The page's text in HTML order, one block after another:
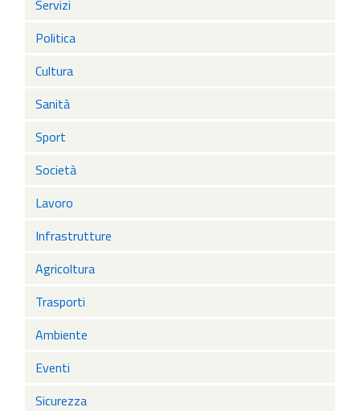
Servizi
Politica
Cultura
Sanità
Sport
Società
Lavoro
Infrastrutture
Agricoltura
Trasporti
Ambiente
Eventi
Sicurezza